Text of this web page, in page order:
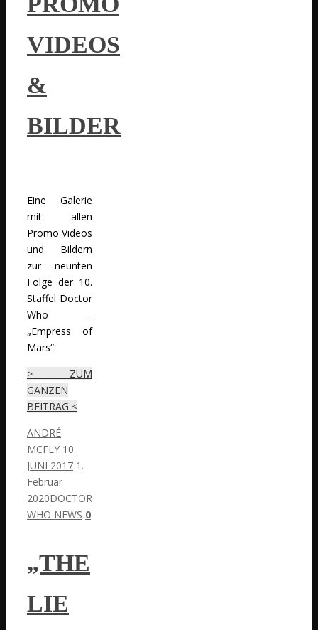
VIDEOS
&
BILDER
Eine Galerie
mit allen
Promo Videos
und Bildern
zur neunten
Folge der 10.
Staffel Doctor
Who –
„Empress of
Mars“.
> ZUM
GANZEN
BEITRAG <
ANDRÉ
MCFLY 10.
JUNI 2017 1.
Februar
2020DOCTOR
WHO NEWS 0
„THE
LIE